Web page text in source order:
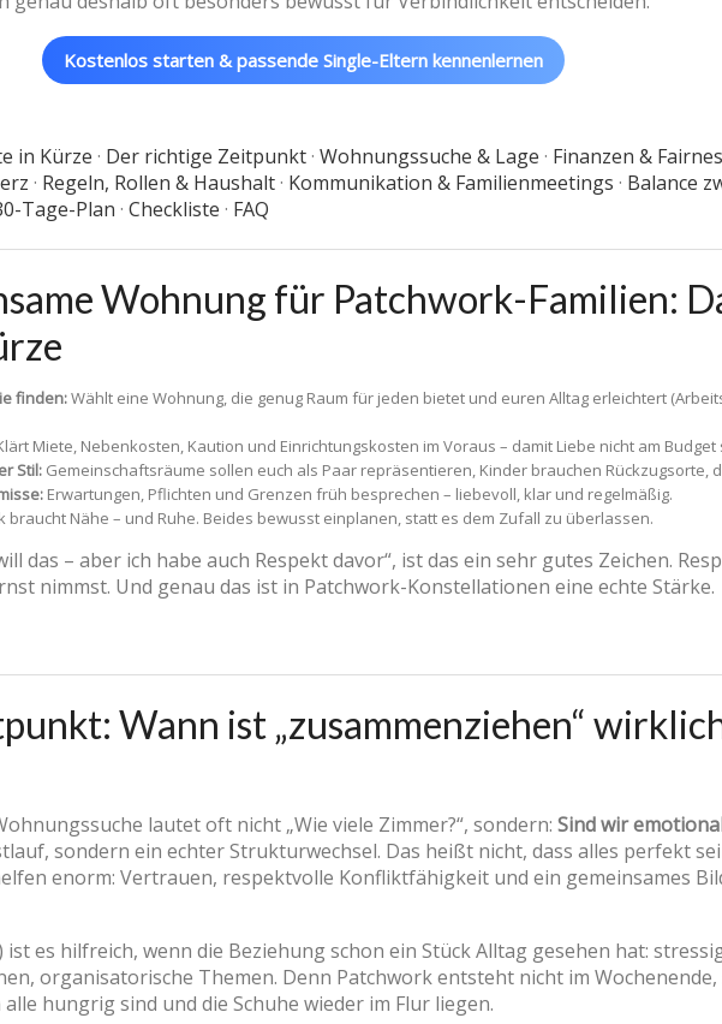
Kostenlos starten & passende Single-Eltern kennenlernen
in Kürze · Der richtige Zeitpunkt· Wohnungssuche & Lage · Finanzen &
· Regeln, Rollen & Haushalt· Kommunikation & Familienmeetings · Balance
Tage-Plan · Checkliste · FAQ
Wohnung für Patchwork-Familien:
finden:Wählt eine Wohnung, die genug Raum für jeden bietet und euren Alltag erleichtert
Miete, Nebenkosten, Kaution und Einrichtungskosten im Voraus – damit Liebe nicht am Budget
Stil: Gemeinschaftsräume sollen euch als Paar repräsentieren, Kinder brauchen Rückzugsorte,
Erwartungen, Pflichten und Grenzen früh besprechen – liebevoll, klar und regelmäßig.
braucht Nähe – und Ruhe. Beides bewusst einplanen, statt es dem Zufall zu überlassen.
das – aber ich habe auch Respekt davor“, ist das ein sehr gutes Zeichen.
nimmst. Und genau das ist in Patchwork-Konstellationen eine echte Stärke.
Wann ist „zusammenziehen“
lautet oft nicht „Wie viele Zimmer?“, sondern: Sind wir
sondern ein echter Strukturwechsel. Das heißt nicht, dass alles perfekt
enorm: Vertrauen, respektvolle Konfliktfähigkeit und ein gemeinsames
es hilfreich, wenn die Beziehung schon ein Stück Alltag gesehen hat:
organisatorische Themen. Denn Patchwork entsteht nicht im
hungrig sind und die Schuhe wieder im Flur liegen.